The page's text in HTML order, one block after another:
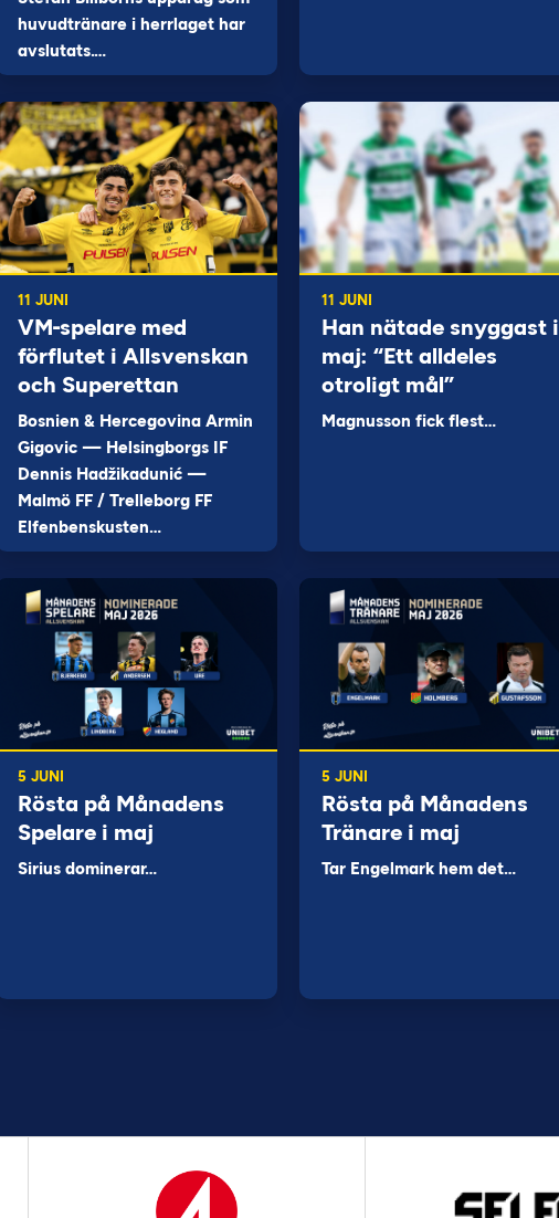
huvudtränare i herrlaget har
avslutats.…
11 JUNI
VM-spelare med
förflutet i Allsvenskan
och Superettan
Bosnien & Hercegovina Armin
Gigovic — Helsingborgs IF
Dennis Hadžikadunić —
Malmö FF / Trelleborg FF
Elfenbenskusten…
11 JUNI
Han nätade snyggast i
maj: “Ett alldeles
otroligt mål”
Magnusson fick flest…
5 JUNI
Rösta på Månadens
Spelare i maj
Sirius dominerar…
5 JUNI
Rösta på Månadens
Tränare i maj
Tar Engelmark hem det…